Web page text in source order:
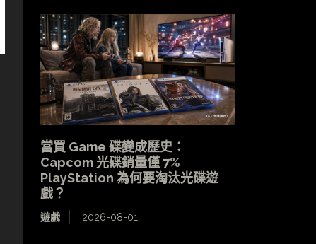
當買 Game 碟變成歷史：
Capcom 光碟銷量僅 7%
PlayStation 為何要淘汰光碟遊
戲？
遊戲 2026-08-01